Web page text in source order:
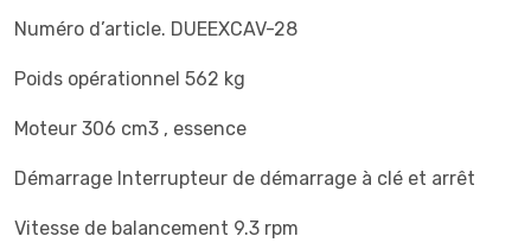
Numéro d’article. DUEEXCAV-28
Poids opérationnel 562 kg
Moteur 306 cm3 , essence
Démarrage Interrupteur de démarrage à clé et arrêt
Vitesse de balancement 9.3 rpm